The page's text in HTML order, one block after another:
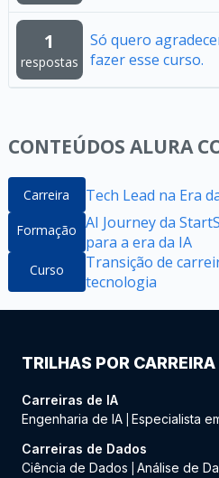
1
respostas
Só quero
fazer esse curso.
CONTEÚDOS ALURA
Carreira Tech Lead na Era
Formação AI Journey da
para a era da IA
Curso
Transição de
tecnologia
TRILHAS POR CARREIRA
Carreiras de IA
Engenharia de IA Especialista
Carreiras de Dados
Ciência de Dados
Análise de